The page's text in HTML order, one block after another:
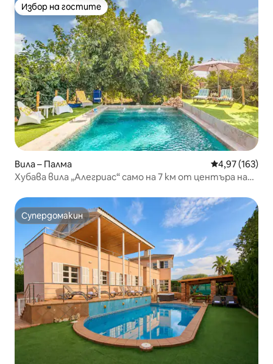
Избор на гостите
Избор на гостите
Вила – Палма Средна
4,97 (163)
Хубава вила „Алегриас“ само на 7 км от центъра на
Супердомакин
Супердомакин